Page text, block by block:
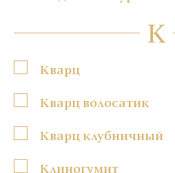
К
Кварц
Кварц волосатик
Кварц клубничный
Клиногумит